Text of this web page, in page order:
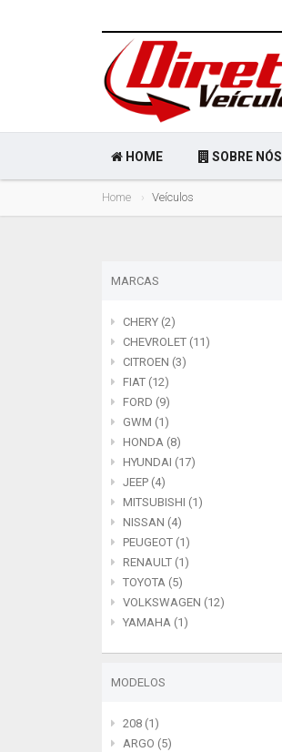
HOME SOBRE NÓS
Home Veículos
MARCAS
CHERY (2)
CHEVROLET (11)
CITROEN (3)
FIAT (12)
FORD (9)
GWM (1)
HONDA (8)
HYUNDAI (17)
JEEP (4)
MITSUBISHI (1)
NISSAN (4)
PEUGEOT (1)
RENAULT (1)
TOYOTA (5)
VOLKSWAGEN (12)
YAMAHA (1)
MODELOS
208 (1)
ARGO (5)